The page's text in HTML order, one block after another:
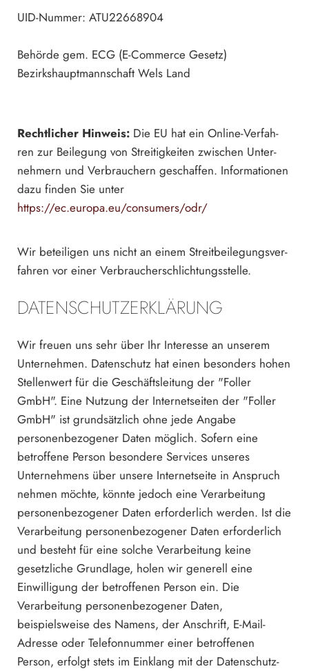
UID-Num­mer: ATU22668904
Be­hör­de gem. ECG (E-Com­mer­ce Ge­setz)
Be­zirks­haupt­mann­schaft Wels Land
Recht­li­cher Hin­weis: Die EU hat ein On­line-Ver­fah­
ren zur Bei­le­gung von Strei­tig­kei­ten zwi­schen Un­ter­
neh­mern und Ver­brau­chern ge­schaf­fen. In­for­ma­tio­nen
dazu fin­den Sie unter
https://ec.europa.eu/consumers/odr/
Wir be­tei­ligen uns nicht an einem Streit­bei­le­gungs­ver­
fah­ren vor einer Ver­brau­cher­schlich­tungs­stel­le.
DATENSCHUTZERKLÄRUNG
Wir freuen uns sehr über Ihr Interesse an unserem
Unternehmen. Datenschutz hat einen besonders hohen
Stellenwert für die Geschäftsleitung der "Foller
GmbH". Eine Nutzung der Internetseiten der "Foller
GmbH" ist grundsätzlich ohne jede Angabe
personenbezogener Daten möglich. Sofern eine
betroffene Person besondere Services unseres
Unternehmens über unsere Internetseite in Anspruch
nehmen möchte, könnte jedoch eine Verarbeitung
personenbezogener Daten erforderlich werden. Ist die
Verarbeitung personenbezogener Daten erforderlich
und besteht für eine solche Verarbeitung keine
gesetzliche Grundlage, holen wir generell eine
Einwilligung der betroffenen Person ein. Die
Verarbeitung personenbezogener Daten,
beispielsweise des Namens, der Anschrift, E-Mail-
Adresse oder Telefonnummer einer betroffenen
Person, erfolgt stets im Einklang mit der Datenschutz-